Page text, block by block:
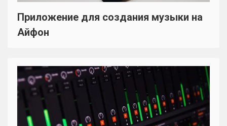
Приложение для создания музыки на
Айфон